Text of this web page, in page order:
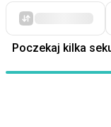
Po pierwsze,